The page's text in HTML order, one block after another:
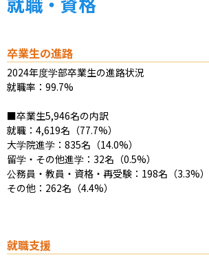
卒業生の進路
2024年度学部卒業生の進路状況
就職率：99.7%
■卒業生5,946名の内訳
就職：4,619名（77.7%）
大学院進学：835名（14.0%）
留学・その他進学：32名（0.5%）
公務員・教員・資格・再受験：198名（3.3%）
その他：262名（4.4%）
就職支援